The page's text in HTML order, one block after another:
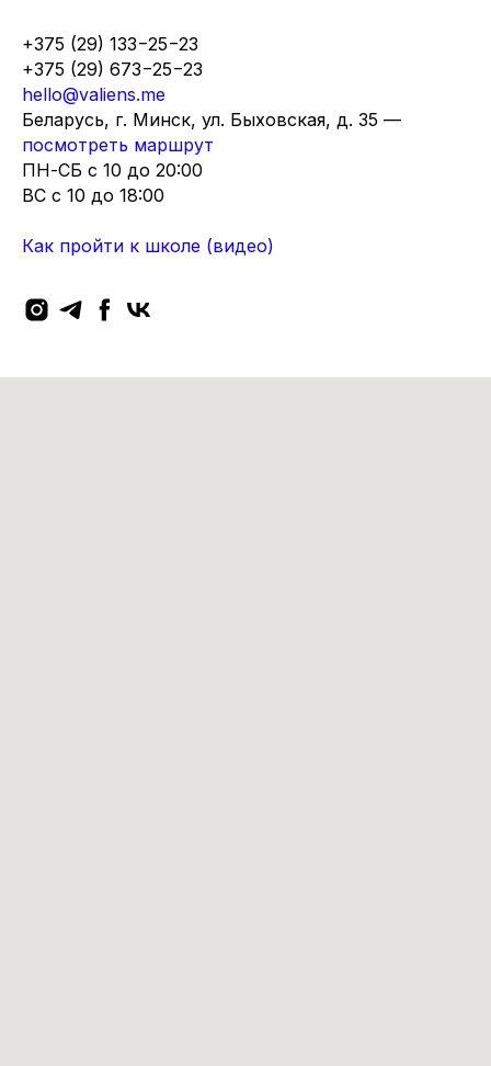
+375 (29) 133−25−23
+375 (29) 673−25−23
hello@valiens.me
Беларусь, г. Минск, ул. Быховская, д. 35 —
посмотреть маршрут
ПН-СБ с 10 до 20:00
ВC с 10 до 18:00
Как пройти к школе (видео)